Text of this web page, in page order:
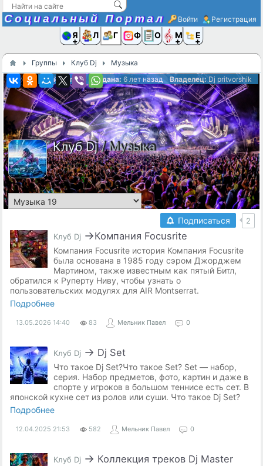
Социальный Портал Войти Регистрация
Я иЛюди
Группы
Фото Ещё
Группы Клуб Dj
Музыка
Рейтинг: 0 Создана: 6 лет назад Владелец: Dj pritvorshik
Клуб Dj/ Музыка
Подписаться
2
Клуб Dj →​Компания Focusrite
Компания Focusrite история Компания Focusrite
была основана в 1985 году сэром Джорджем
Мартином, также известным как пятый Битл,
обратился к Руперту Ниву, чтобы узнать о
пользовательских модулях для AIR Montserrat.
Подробнее
13.05.2026 14:40 83 Мельник Павел 0
Клуб Dj → Dj Set
Что такое Dj Set?Что такое Set? Set — набор,
серия. Набор предметов, фото, картин и даже в
спорте у игроков в большом теннисе есть сет. В
японской кухне сет из ролов или суши. Что такое Dj Set?
Подробнее
12.04.2025 21:53 582 Мельник Павел 0
Клуб Dj → Коллекция треков Dj Master